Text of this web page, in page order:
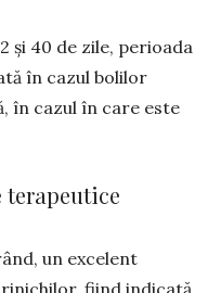
și 40 de zile, perioada
în cazul bolilor
în cazul în care este
terapeutice
un exce­lent
fiind indicată